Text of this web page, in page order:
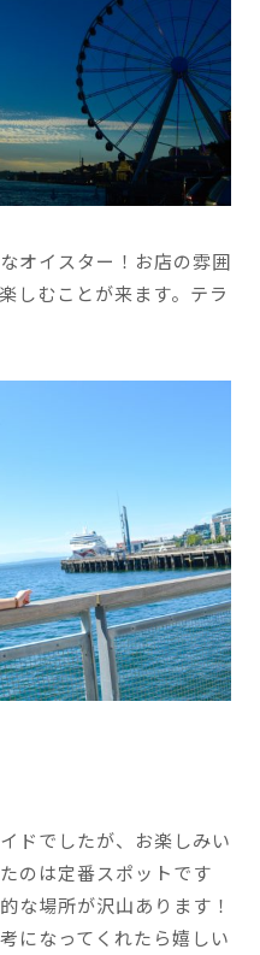
オイスター！お店の雰囲
しむことが来ます。テラ
ドでしたが、お楽しみい
のは定番スポットです
な場所が沢山あります！
になってくれたら嬉しい